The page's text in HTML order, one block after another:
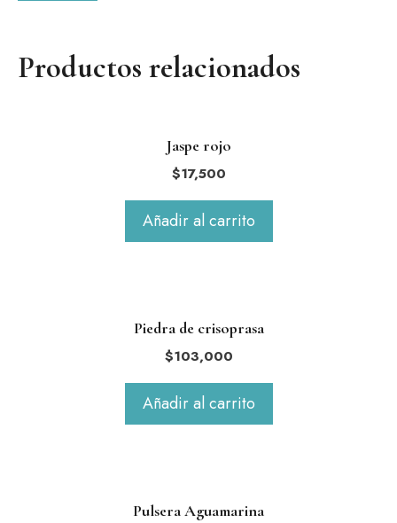
Productos relacionados
Jaspe rojo
$17,500
Añadir al carrito
Piedra de crisoprasa
$103,000
Añadir al carrito
Pulsera Aguamarina